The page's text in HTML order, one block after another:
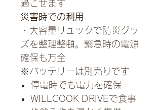
過ごせます
災害時での利用
・大容量リュックで防災グッ
ズを整理整頓。緊急時の電源
確保も万全
※バッテリーは別売りです
停電時でも電力を確保
WILLCOOK DRIVEで食事